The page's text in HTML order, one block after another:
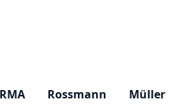
Rossmann Müller